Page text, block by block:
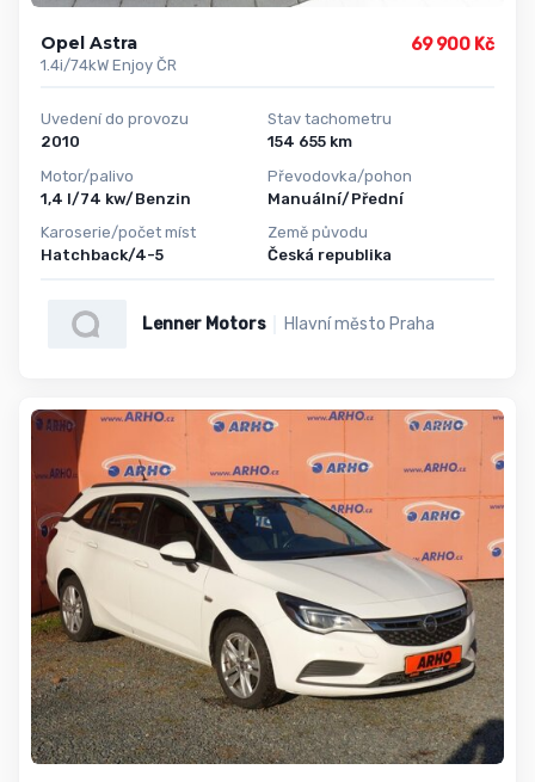
Opel Astra
1.4i/74kW Enjoy ČR
69 900 Kč
Uvedení do provozu
2010
Motor/palivo
1,4 l/74 kw/Benzin
Karoserie/počet míst
Hatchback/4-5
Stav tachometru
154 655 km
Převodovka/pohon
Manuální/Přední
Země původu
Česká republika
Lenner Motors Hlavní město Praha